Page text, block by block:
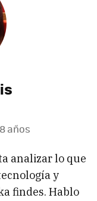
años
analizar lo que
y
findes. Hablo